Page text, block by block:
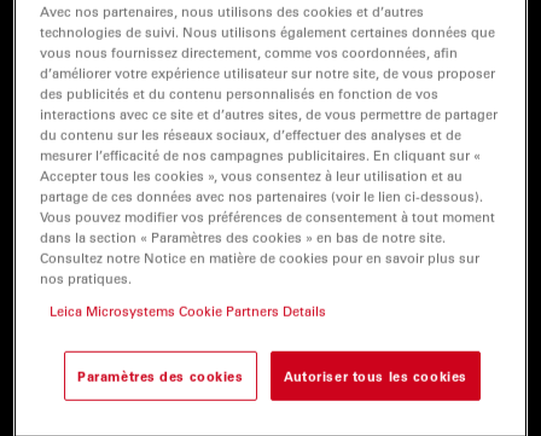
La flexibilité des applications d’imagerie
Pour disposer des conditions d’imagerie optimales,
vous pouvez ajuster les paramètres flexibles de la
caméra K5 pour répondre à vos exigences en matière
d’échantillon :
Capturez des événements cellulaires avec jusqu’à
40 images par seconde
résolution 4,2 MP
Avec nos partenaires, nous utilisons des cookies et d’autres
technologies de suivi. Nous utilisons également certaines données que
vous nous fournissez directement, comme vos coordonnées, afin
d’améliorer votre expérience utilisateur sur notre site, de vous proposer
des publicités et du contenu personnalisés en fonction de vos
interactions avec ce site et d’autres sites, de vous permettre de partager
du contenu sur les réseaux sociaux, d’effectuer des analyses et de
mesurer l’efficacité de nos campagnes publicitaires. En cliquant sur «
Accepter tous les cookies », vous consentez à leur utilisation et au
partage de ces données avec nos partenaires (voir le lien ci-dessous).
Vous pouvez modifier vos préférences de consentement à tout moment
dans la section « Paramètres des cookies » en bas de notre site.
Consultez notre Notice en matière de cookies pour en savoir plus sur
nos pratiques.
Leica Microsystems Cookie Partners Details
Paramètres des cookies Autoriser tous les cookies